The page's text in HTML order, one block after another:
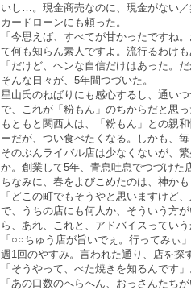
いし…。現金商売なのに、現金がない／
カードローンにも頼った。
「今思えば、すべてが甘かったですね
て何も知らん素人ですよ。流行るわけも
「だけど、ヘンな自信だけはあった。
そんな日々が、5年間つづいた。
星山氏のねばりにも感心するし、通い
で、これが「粉もん」のちからだと思っ
もともと関西人は、「粉もん」との親
ーだが、つい食べたくなる。しかも、
そのぶんライバル店は少なくないが、
か。創業して5年、青息吐息でつづけた
ちなみに、春をよびこめたのは、神か
「どこの町でもそうやと思いますけど
で、うちの店にも何人か、そういう方
ら、あれ、これと、アドバイスっていう
「○○ちゅう店が旨いでぇ。行ってみぃ」
週1回のやすみ。言われた通り、店を探
「そうやって、べた焼きを知るんです」
「あの口数のへらへん、おっさんたち